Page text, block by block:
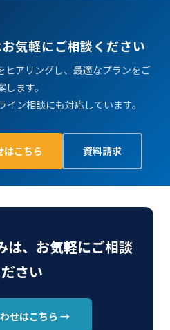
気軽にご相談ください
ヒアリングし、最適なプランをご
します。
ン相談にも対応しています。
はこちら 資料請求
は、お気軽にご相談
さい
せはこちら →